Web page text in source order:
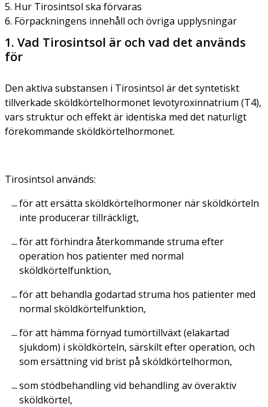
5. Hur Tirosintsol ska förvaras
6. Förpackningens innehåll och övriga upplysningar
1. Vad Tirosintsol är och vad det används
för
Den aktiva substansen i Tirosintsol är det syntetiskt
tillverkade sköldkörtelhormonet levotyroxinnatrium (T4),
vars struktur och effekt är identiska med det naturligt
förekommande sköldkörtelhormonet.
Tirosintsol används:
för att ersätta sköldkörtelhormoner när sköldkörteln
inte producerar tillräckligt,
för att förhindra återkommande struma efter
operation hos patienter med normal
sköldkörtelfunktion,
för att behandla godartad struma hos patienter med
normal sköldkörtelfunktion,
för att hämma förnyad tumörtillväxt (elakartad
sjukdom) i sköldkörteln, särskilt efter operation, och
som ersättning vid brist på sköldkörtelhormon,
som stödbehandling vid behandling av överaktiv
sköldkörtel,